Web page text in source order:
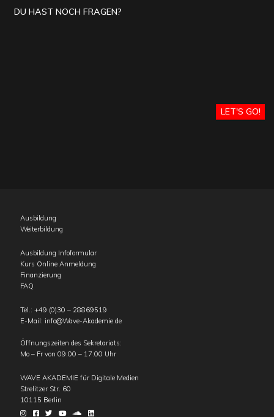
DU HAST NOCH FRAGEN?
LET'S GO!
Ausbildung
Weiterbildung
Ausbildung Infoformular
Kurs Online Anmeldung
Finanzierung
FAQ
Tel.: +49 (0)30 – 28869519
E-Mail: info@Wave-Akademie.de
Öffnungszeiten des Sekretariats:
Mo – Fr von 09:00 – 17:00 Uhr
WAVE AKADEMIE für Digitale Medien
Strelitzer Str. 60
10115 Berlin